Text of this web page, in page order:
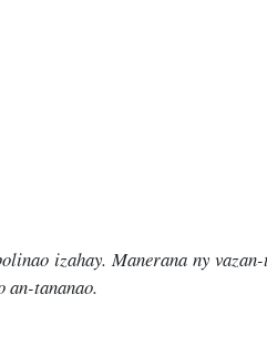
izahay. Manerana ny
an-tananao.